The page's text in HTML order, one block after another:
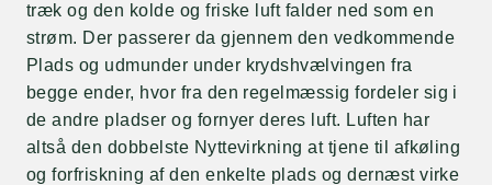
træk og den kolde og friske luft falder ned som en
strøm. Der passerer da gjennem den vedkommende
Plads og udmunder under krydshvælvingen fra
begge ender, hvor fra den regelmæssig fordeler sig i
de andre pladser og fornyer deres luft. Luften har
altså den dobbelste Nyttevirkning at tjene til afkøling
og forfriskning af den enkelte plads og dernæst virke